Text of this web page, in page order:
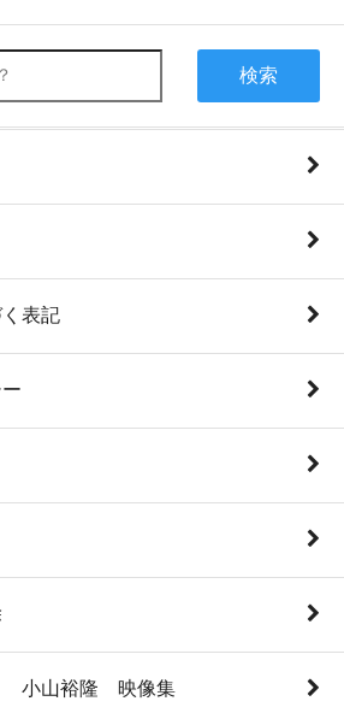
検索
表記
小山裕隆 映像集